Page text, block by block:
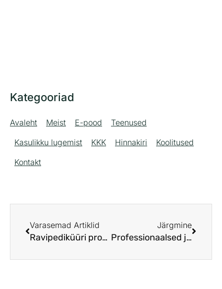
Kategooriad
Avaleht Meist E-pood
Teenused
Kasulikku lugemist
KKK Hinnakiri
Koolitused
Kontakt
Varasemad Artiklid
Ravipediküüri protseduur Tallinnas: sinu jalgade tervis ja valuvaba liikumine
Järgmine
Professionaalsed jalahooldusvahendid kodus: tõhusad lahendused ja salongikvaliteet